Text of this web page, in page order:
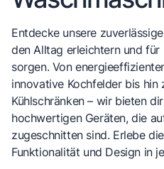
Entdecke unsere
den Alltag erleichtern und
sorgen. Von
innovative Kochfelder bis hin
Kühlschränken – wir bieten
hochwertigen Geräten, die
zugeschnitten sind. Erlebe
Funktionalität und Design in